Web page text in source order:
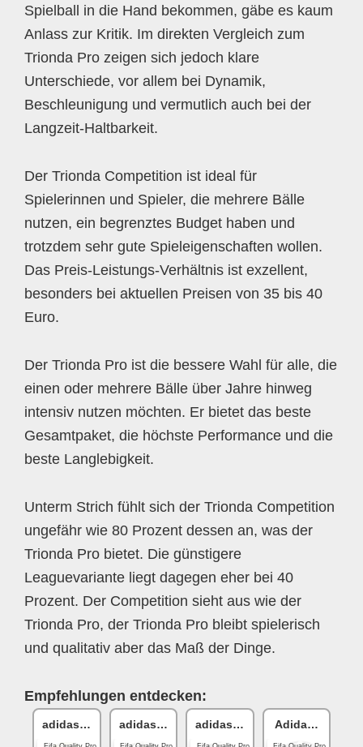
Spielball in die Hand bekommen, gäbe es kaum
Anlass zur Kritik. Im direkten Vergleich zum
Trionda Pro zeigen sich jedoch klare
Unterschiede, vor allem bei Dynamik,
Beschleunigung und vermutlich auch bei der
Langzeit-Haltbarkeit.
Der Trionda Competition ist ideal für
Spielerinnen und Spieler, die mehrere Bälle
nutzen, ein begrenztes Budget haben und
trotzdem sehr gute Spieleigenschaften wollen.
Das Preis-Leistungs-Verhältnis ist exzellent,
besonders bei aktuellen Preisen von 35 bis 40
Euro.
Der Trionda Pro ist die bessere Wahl für alle, die
einen oder mehrere Bälle über Jahre hinweg
intensiv nutzen möchten. Er bietet das beste
Gesamtpaket, die höchste Performance und die
beste Langlebigkeit.
Unterm Strich fühlt sich der Trionda Competition
ungefähr wie 80 Prozent dessen an, was der
Trionda Pro bietet. Die günstigere
Leaguevariante liegt dagegen eher bei 40
Prozent. Der Competition sieht aus wie der
Trionda Pro, der Trionda Pro bleibt spielerisch
und qualitativ aber das Maß der Dinge.
Empfehlungen entdecken:
adidas Tiro adidas Champions Leagueadidas Champions League
Adidas